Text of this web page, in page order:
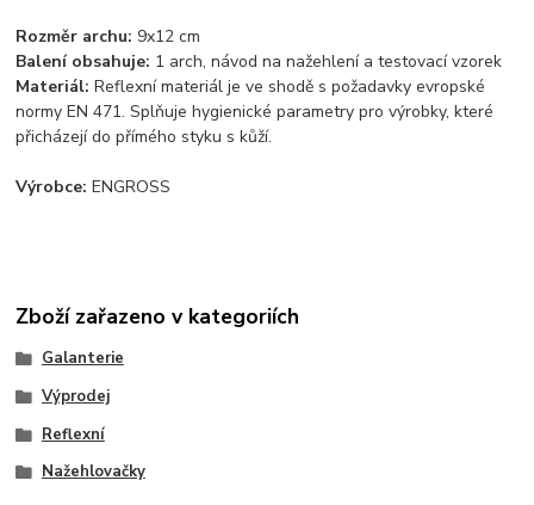
Rozměr archu: 9x12 cm
Balení obsahuje: 1 arch, návod na nažehlení a testovací vzorek
Materiál: Reflexní materiál je ve shodě s požadavky evropské
normy EN 471. Splňuje hygienické parametry pro výrobky, které
přicházejí do přímého styku s kůží.
Výrobce: ENGROSS
Zboží zařazeno v kategoriích
Galanterie
Výprodej
Reflexní
Nažehlovačky